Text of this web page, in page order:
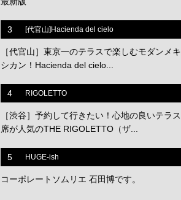
3 [代官山]Hacienda del cielo
［代官山］東京一のテラスで楽しむモダンメキ
シカン！Hacienda del cielo...
4 RIGOLETTO
［渋谷］予約して行きたい！心地の良いテラス
席が人気のTHE RIGOLETTO（ザ...
5 HUGE-ish
コーポレートソムリエ 石田博です。